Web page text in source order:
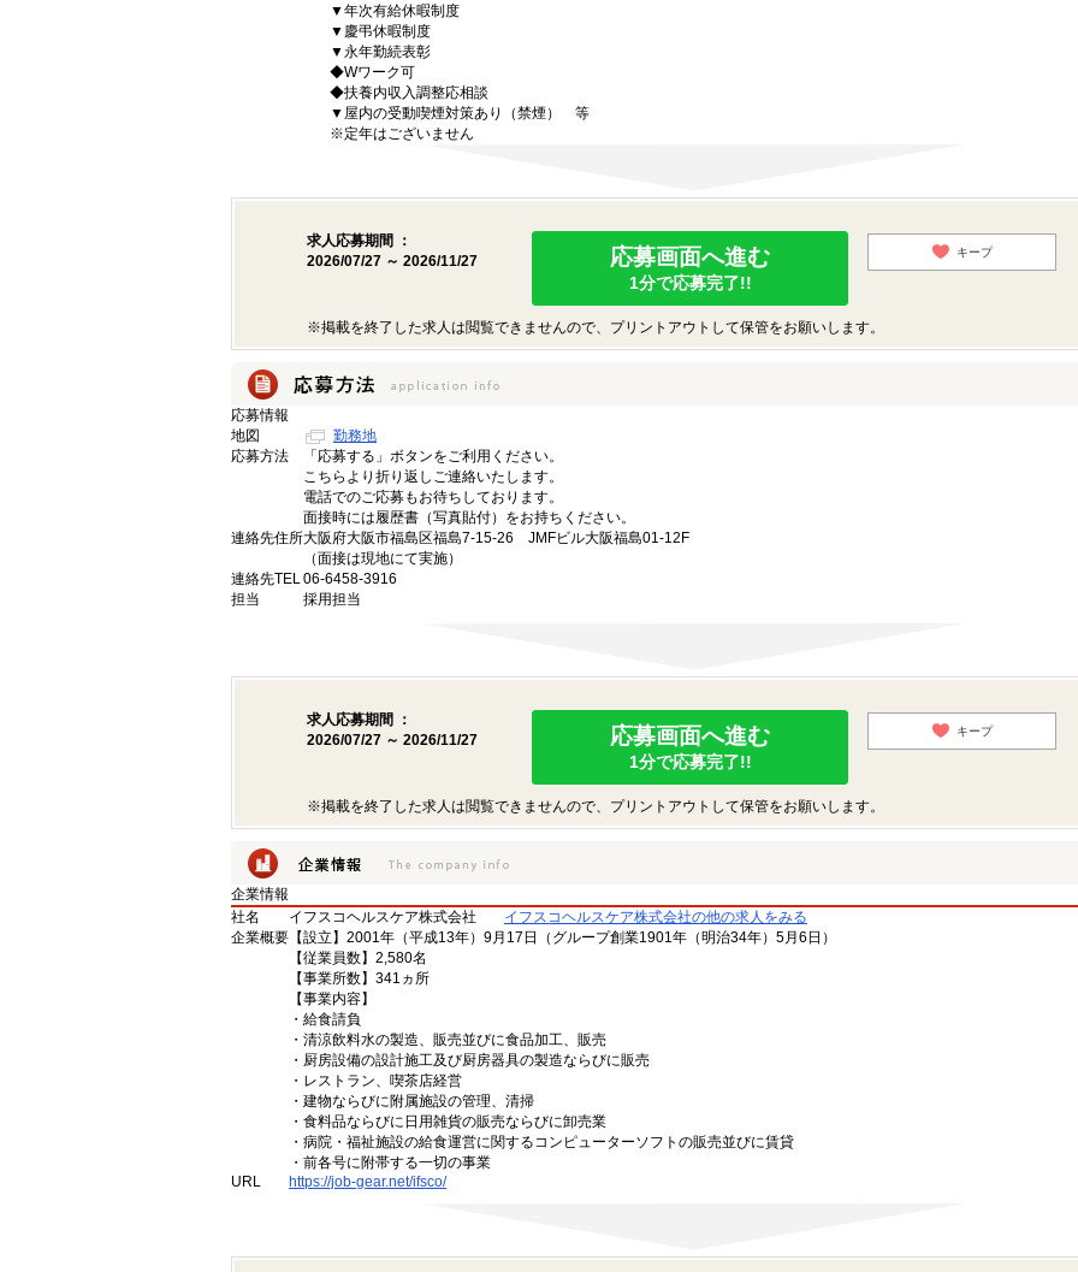
▼年次有給休暇制度
▼慶弔休暇制度
▼永年勤続表彰
◆Wワーク可
◆扶養内収入調整応相談
▼屋内の受動喫煙対策あり（禁煙） 等
※定年はございません
求人応募期間 ：
2026/07/27 ～ 2026/11/27
応募画面へ進む
1分で応募完了!!
キープ
※掲載を終了した求人は閲覧できませんので、プリントアウトして保管をお願いします。
応募情報
地図
勤務地
応募方法
「応募する」ボタンをご利用ください。
こちらより折り返しご連絡いたします。
電話でのご応募もお待ちしております。
面接時には履歴書（写真貼付）をお持ちください。
連絡先住所大阪府大阪市福島区福島7-15-26 JMFビル大阪福島01-12F
（面接は現地にて実施）
連絡先TEL06-6458-3916
担当
採用担当
求人応募期間 ：
2026/07/27 ～ 2026/11/27
応募画面へ進む
1分で応募完了!!
キープ
※掲載を終了した求人は閲覧できませんので、プリントアウトして保管をお願いします。
企業情報
社名
イフスコヘルスケア株式会社
イフスコヘルスケア株式会社の他の求人をみる
企業概要 【設立】2001年（平成13年）9月17日（グループ創業1901年（明治34年）5月6日）
【従業員数】2,580名
【事業所数】341ヵ所
【事業内容】
・給食請負
・清涼飲料水の製造、販売並びに食品加工、販売
・厨房設備の設計施工及び厨房器具の製造ならびに販売
・レストラン、喫茶店経営
・建物ならびに附属施設の管理、清掃
・食料品ならびに日用雑貨の販売ならびに卸売業
・病院・福祉施設の給食運営に関するコンピューターソフトの販売並びに賃貸
・前各号に附帯する一切の事業
URL
https://job-gear.net/ifsco/